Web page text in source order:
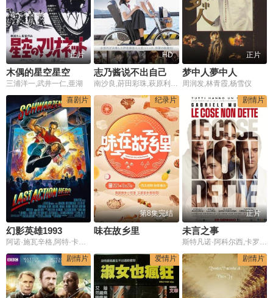
正片
木偶的星空星空
三浦洋一,武井一仁,亜湖
HD
南沙良,莳田彩珠,萩原利久,池田朱那,柿本朱里,小柳舞香,奥贯薫,渡边哲,苍波纯,中田美优,山田绢绪
正片
梦中人夢中人
周润发,林青霞,杨雪仪
喜剧片
幻影英雄1993
阿诺·施瓦辛格,阿特·卡尼,F·默里·亚伯拉罕
纪录片
第8集完结
味在故乡里
剧情片
正片
未言之事
斯特凡诺·阿科尔西,卡罗利娜·克雷申蒂尼,米丽娅姆·莱昂内,克劳迪奥·桑塔玛利亚
剧情片
爱情片 剧情片